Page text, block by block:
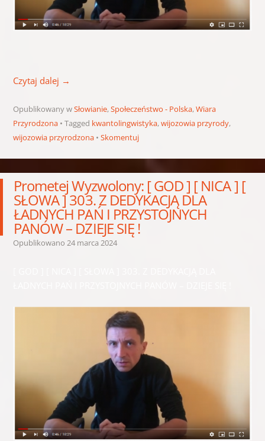
Czytaj dalej →
Opublikowany wSłowianie,Społeczeństwo - Polska,Wiara
Przyrodzona
Tagged kwantolingwistyka,wijozowia przyrody,
wijozowia przyrodzona
Skomentuj
Prometej Wyzwolony: [ GOD ] [ NICA ] [
SŁOWA ] 303. Z DEDYKACJĄ DLA
ŁADNYCH PAŃ I PRZYSTOJNYCH
PANÓW – DZIEJE SIĘ !
Opublikowano 24 marca 2024